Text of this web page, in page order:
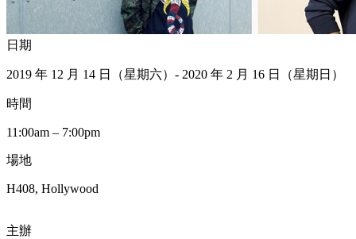
日期
2019 年 12 月 14 日（星期六）- 2020 年 2 月 16 日（星期日）
時間
11:00am – 7:00pm
場地
H408, Hollywood
主辦